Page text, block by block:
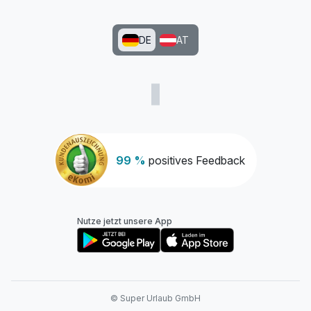
99 % positives Feedback
DE AT
Nutze jetzt unsere App
© Super Urlaub GmbH